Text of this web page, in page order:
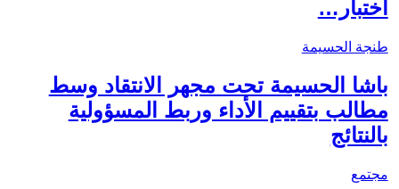
اختبار…
طنجة الحسيمة
باشا الحسيمة تحت مجهر الانتقاد وسط
مطالب بتقييم الأداء وربط المسؤولية
بالنتائج
مجتمع